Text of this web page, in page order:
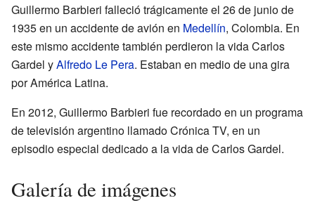
Guillermo Barbieri falleció trágicamente el 26 de junio de
1935 en un accidente de avión en Medellín, Colombia. En
este mismo accidente también perdieron la vida Carlos
Gardel yAlfredo Le Pera. Estaban en medio de una gira
por América Latina.
En 2012, Guillermo Barbieri fue recordado en un programa
de televisión argentino llamado Crónica TV, en un
episodio especial dedicado a la vida de Carlos Gardel.
Galería de imágenes